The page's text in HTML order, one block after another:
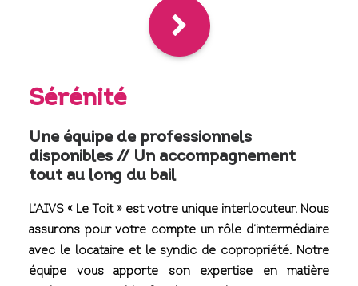
Sérénité
Une équipe de professionnels
disponibles // Un accompagnement
tout au long du bail
L’AIVS « Le Toit » est votre unique interlocuteur. Nous
assurons pour votre compte un rôle d’intermédiaire
avec le locataire et le syndic de copropriété. Notre
équipe vous apporte son expertise en matière